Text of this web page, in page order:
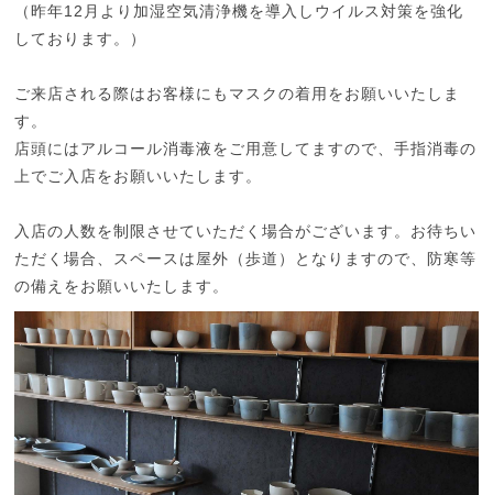
（昨年12月より加湿空気清浄機を導入しウイルス対策を強化
しております。）
ご来店される際はお客様にもマスクの着用をお願いいたしま
す。
店頭にはアルコール消毒液をご用意してますので、手指消毒の
上でご入店をお願いいたします。
入店の人数を制限させていただく場合がございます。お待ちい
ただく場合、スペースは屋外（歩道）となりますので、防寒等
の備えをお願いいたします。